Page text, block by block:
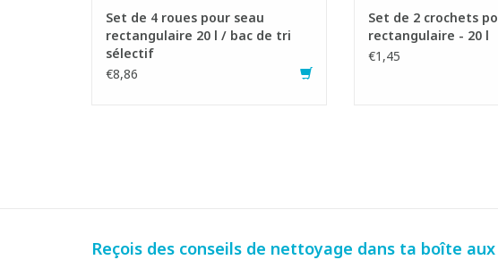
Set de 4 roues pour seau
rectangulaire 20 l / bac de tri
sélectif
€8,86
Set de 2 crochets
rectangulaire - 20 l
€1,45
Reçois des conseils de nettoyage dans ta boîte